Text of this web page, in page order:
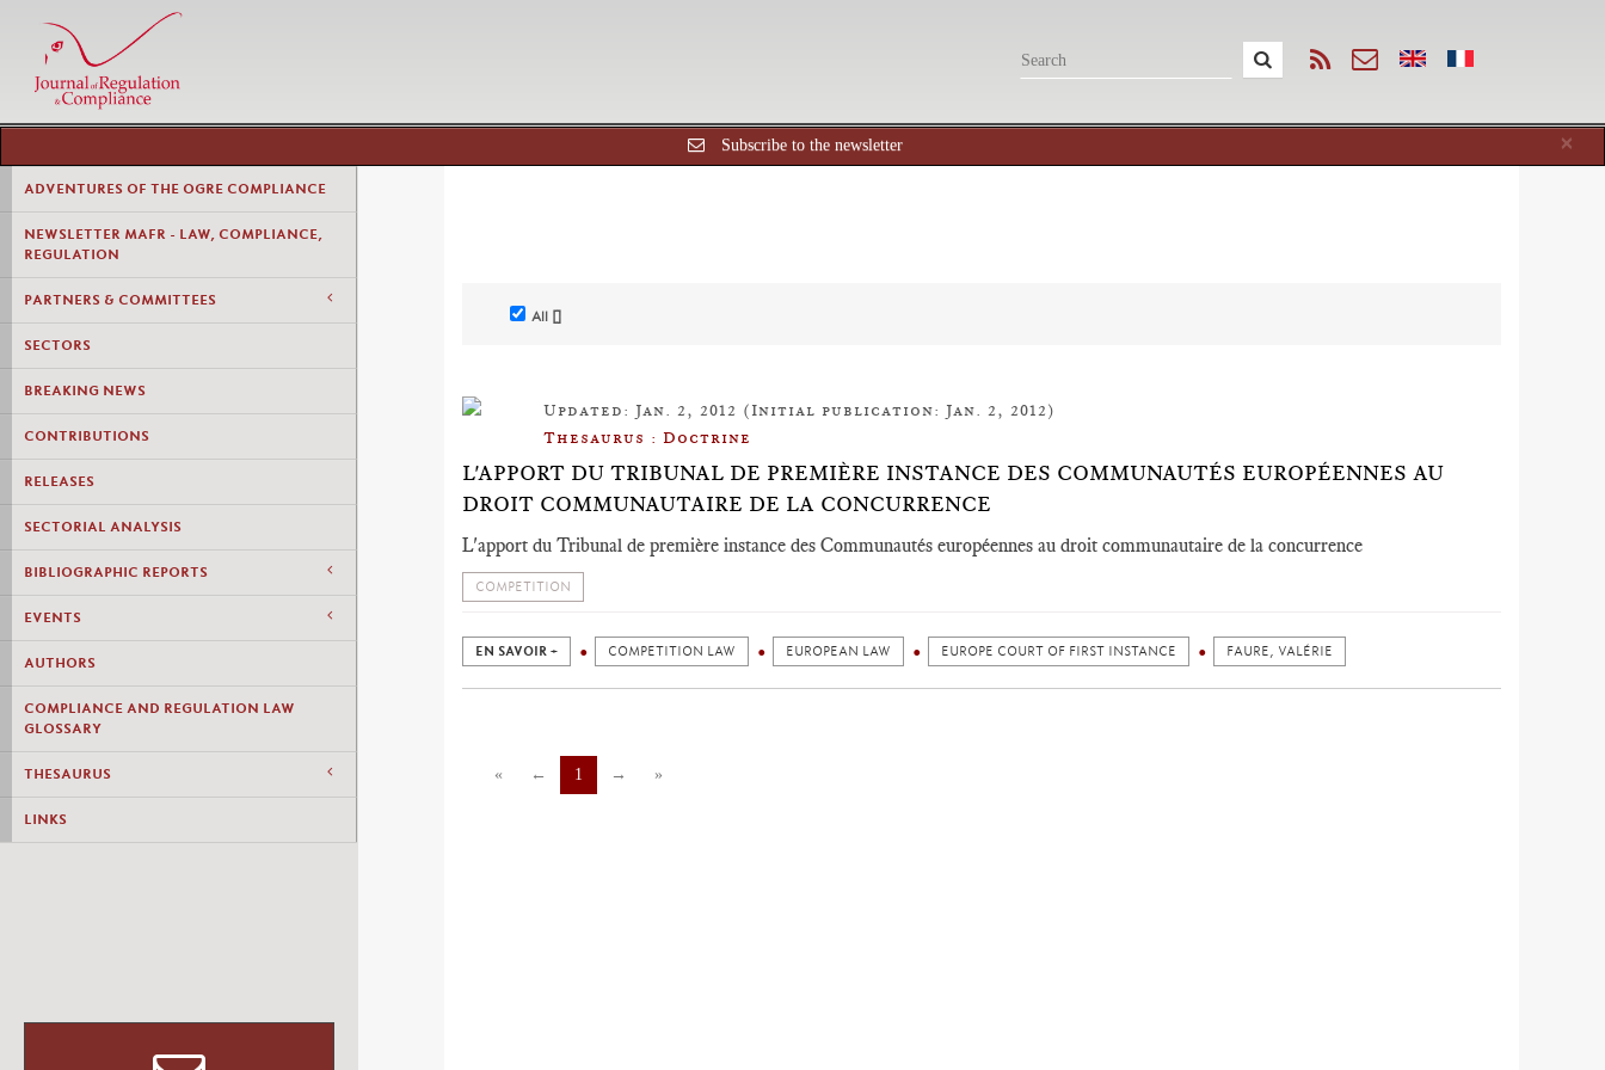
×
Subscribe to the newsletter
ADVENTURES OF THE OGRE COMPLIANCE
NEWSLETTER MAFR - LAW, COMPLIANCE,
REGULATION
PARTNERS & COMMITTEES
SECTORS
BREAKING NEWS
CONTRIBUTIONS
RELEASES
SECTORIAL ANALYSIS
BIBLIOGRAPHIC REPORTS
EVENTS
AUTHORS
COMPLIANCE AND REGULATION LAW
GLOSSARY
THESAURUS
LINKS
All []
Updated: Jan. 2, 2012 (Initial publication: Jan. 2, 2012)
Thesaurus : Doctrine
L'APPORT DU TRIBUNAL DE PREMIÈRE INSTANCE DES COMMUNAUTÉS EUROPÉENNES AU
DROIT COMMUNAUTAIRE DE LA CONCURRENCE
L'apport du Tribunal de première instance des Communautés européennes au droit communautaire de la concurrence
COMPETITION
EN SAVOIR + COMPETITION LAW EUROPEAN LAW EUROPE COURT OF FIRST INSTANCE FAURE, VALÉRIE
« ← 1 → »